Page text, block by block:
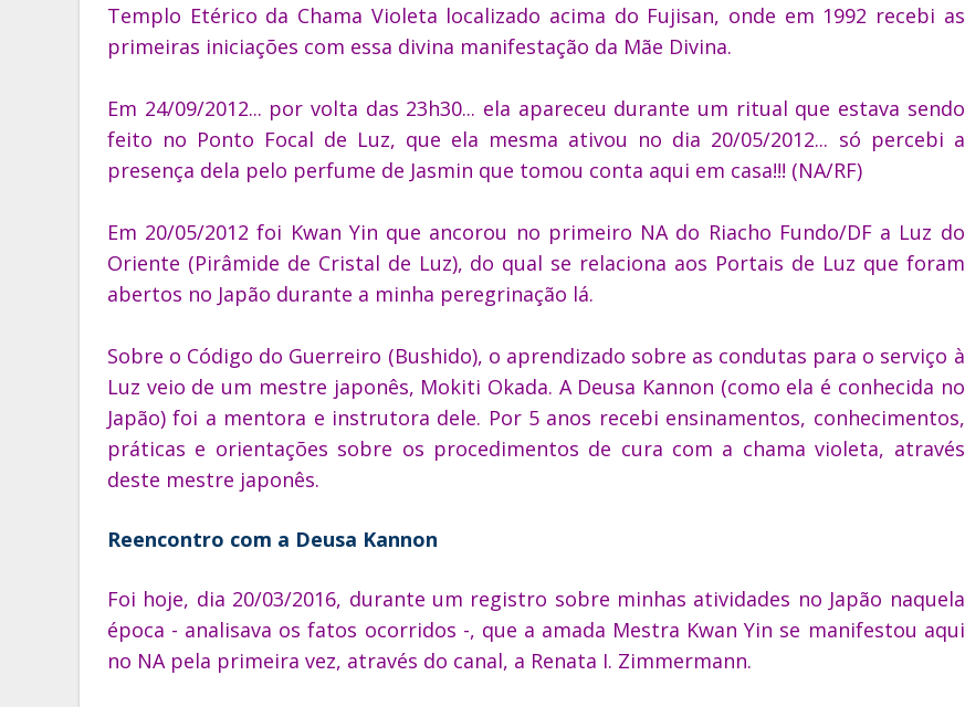
Templo Etérico da Chama Violeta localizado acima do Fujisan, onde em 1992 recebi as
primeiras iniciações com essa divina manifestação da Mãe Divina.
Em 24/09/2012... por volta das 23h30... ela apareceu durante um ritual que estava sendo
feito no Ponto Focal de Luz, que ela mesma ativou no dia 20/05/2012... só percebi a
presença dela pelo perfume de Jasmin que tomou conta aqui em casa!!! (NA/RF)
Em 20/05/2012 foi Kwan Yin que ancorou no primeiro NA do Riacho Fundo/DF a Luz do
Oriente (Pirâmide de Cristal de Luz), do qual se relaciona aos Portais de Luz que foram
abertos no Japão durante a minha peregrinação lá.
Sobre o Código do Guerreiro (Bushido), o aprendizado sobre as condutas para o serviço à
Luz veio de um mestre japonês, Mokiti Okada. A Deusa Kannon (como ela é conhecida no
Japão) foi a mentora e instrutora dele. Por 5 anos recebi ensinamentos, conhecimentos,
práticas e orientações sobre os procedimentos de cura com a chama violeta, através
deste mestre japonês.
Reencontro com a Deusa Kannon
Foi hoje, dia 20/03/2016, durante um registro sobre minhas atividades no Japão naquela
época - analisava os fatos ocorridos -, que a amada Mestra Kwan Yin se manifestou aqui
no NA pela primeira vez, através do canal, a Renata I. Zimmermann.